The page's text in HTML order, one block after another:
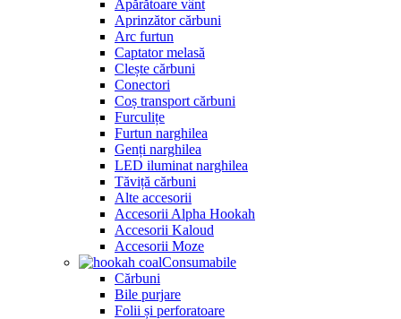
Apărătoare vânt
Aprinzător cărbuni
Arc furtun
Captator melasă
Clește cărbuni
Conectori
Coș transport cărbuni
Furculițe
Furtun narghilea
Genți narghilea
LED iluminat narghilea
Tăviță cărbuni
Alte accesorii
Accesorii Alpha Hookah
Accesorii Kaloud
Accesorii Moze
Consumabile
Cărbuni
Bile purjare
Folii și perforatoare